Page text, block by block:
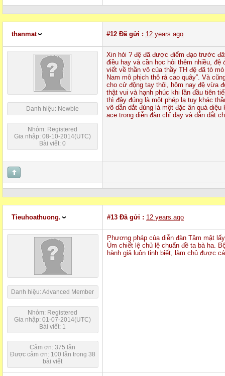
thanmat #12 Đã gửi : 12 years ago
Danh hiệu: Newbie
Nhóm: Registered
Gia nhập: 08-10-2014(UTC)
Bài viết: 0
Xin hỏi ? đệ đã được điểm đạo trước
điều hay và cần học hỏi thêm nhiều,
viết về thần võ của thầy TH đệ đã tò
Nam mô phịch thô rá cao quây”. Và
cho cử động tay thôi, hôm nay đệ vừa
thật vui và hạnh phúc khi lần đầu tiên
thì đây đúng là một phép lạ tuy khác
võ dẫn dắt đúng là một đặc ân quá
ace trong diễn đàn chỉ dạy và dẫn dắt
Tieuhoathuong. #13 Đã gửi : 12 years ago
Danh hiệu: Advanced Member
Nhóm: Registered
Gia nhập: 01-07-2014(UTC)
Bài viết: 1
Cảm ơn: 375 lần
Được cảm ơn: 100 lần trong 38
bài viết
Phương pháp của diễn đàn Tâm mật
Úm chiết lệ chủ lệ chuẩn đề ta bà ha.
hành giả luôn tỉnh biết, làm chủ được